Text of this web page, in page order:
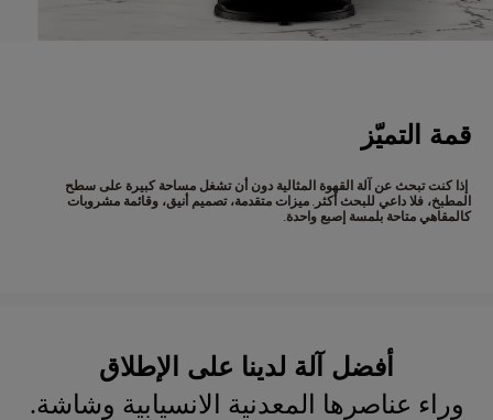
قمة التميّز
إذا كنت تبحث عن آلة القهوة المثالية دون أن تشغل مساحة كبيرة على سطح
المطبخ، فلا داعي للبحث أكثر. ميزات متقدمة، تصميم أنيق، وقائمة مشروبات
كالمقاهي متاحة بلمسة إصبع واحدة.
أفضل آلة لدينا على الإطلاق
.وراء عناصرها المعدنية الانسيابية وشاشة